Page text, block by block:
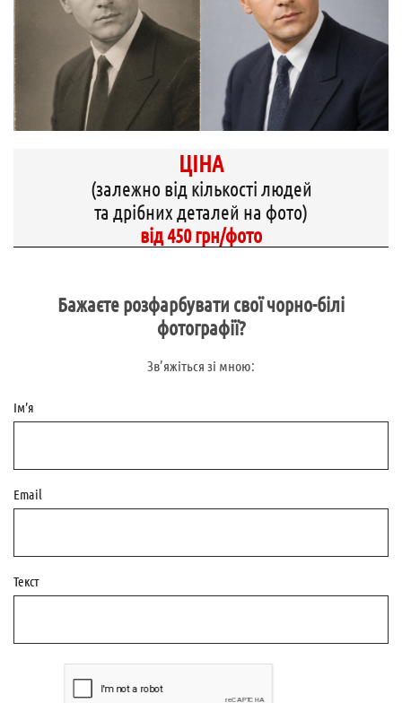
ЦІНА
(залежно від кількості людей
та дрібних деталей на фото)
від 450 грн/фото
Бажаєте розфарбувати свої чорно-білі
фотографії?
Зв’яжіться зі мною:
Ім’я
Email
Текст